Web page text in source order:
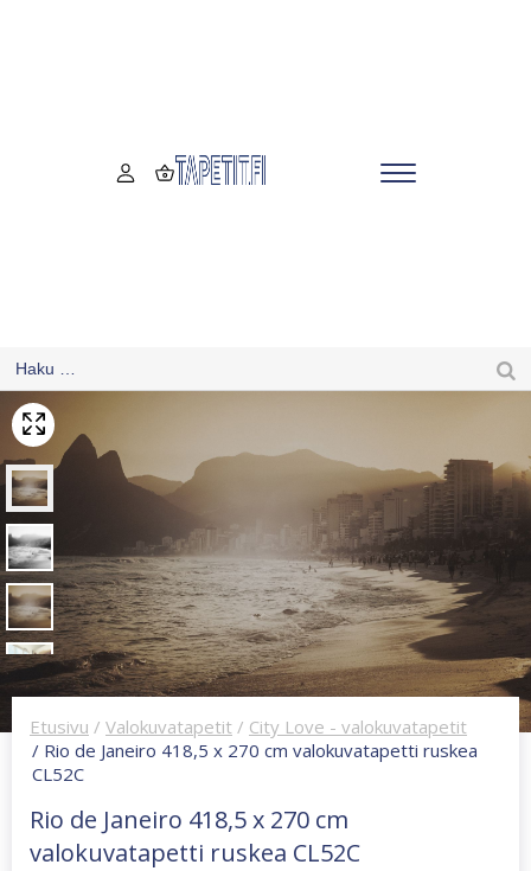
Etusivu / Valokuvatapetit / City Love - valokuvatapetit
/ Rio de Janeiro 418,5 x 270 cm valokuvatapetti ruskea
CL52C
Rio de Janeiro 418,5 x 270 cm
valokuvatapetti ruskea CL52C